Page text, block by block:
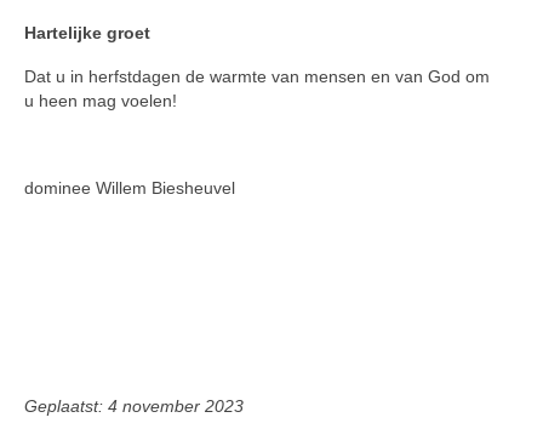
Hartelijke groet
Dat u in herfstdagen de warmte van mensen en van God om
u heen mag voelen!
dominee Willem Biesheuvel
Geplaatst: 4 november 2023